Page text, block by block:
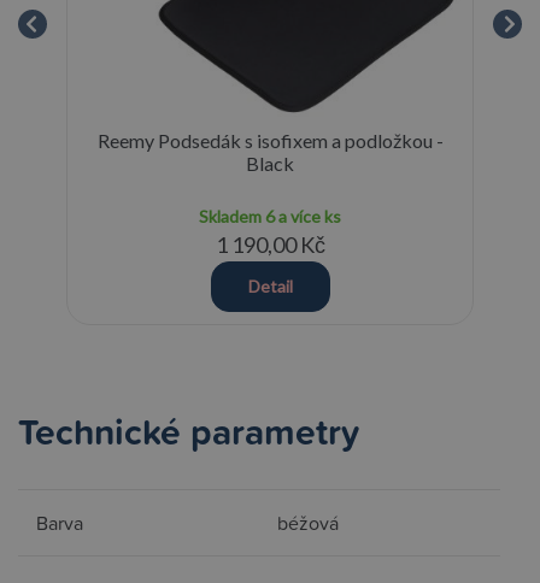
Reemy Podsedák s isofixem a podložkou -
Black
Skladem 6 a více ks
1 190,00 Kč
Detail
Technické parametry
Barva béžová